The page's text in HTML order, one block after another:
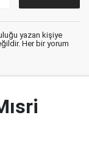
yazan kişiye
Her bir yorum